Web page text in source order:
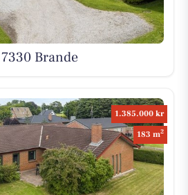
Brande
1.385.000 kr
183 m2